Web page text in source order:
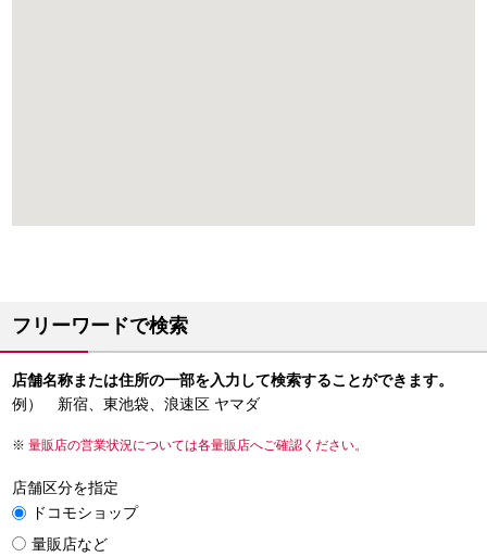
フリーワードで検索
店舗名称または住所の一部を入力して検索することができます。
例） 新宿、東池袋、浪速区 ヤマダ
量販店の営業状況については各量販店へご確認ください。
店舗区分を指定
ドコモショップ
量販店など